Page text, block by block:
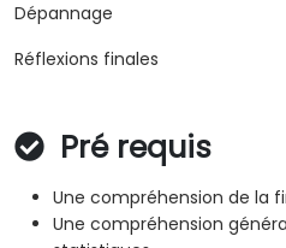
Dépannage
Réflexions finales
Pré requis
Une compréhension de la
Une compréhension